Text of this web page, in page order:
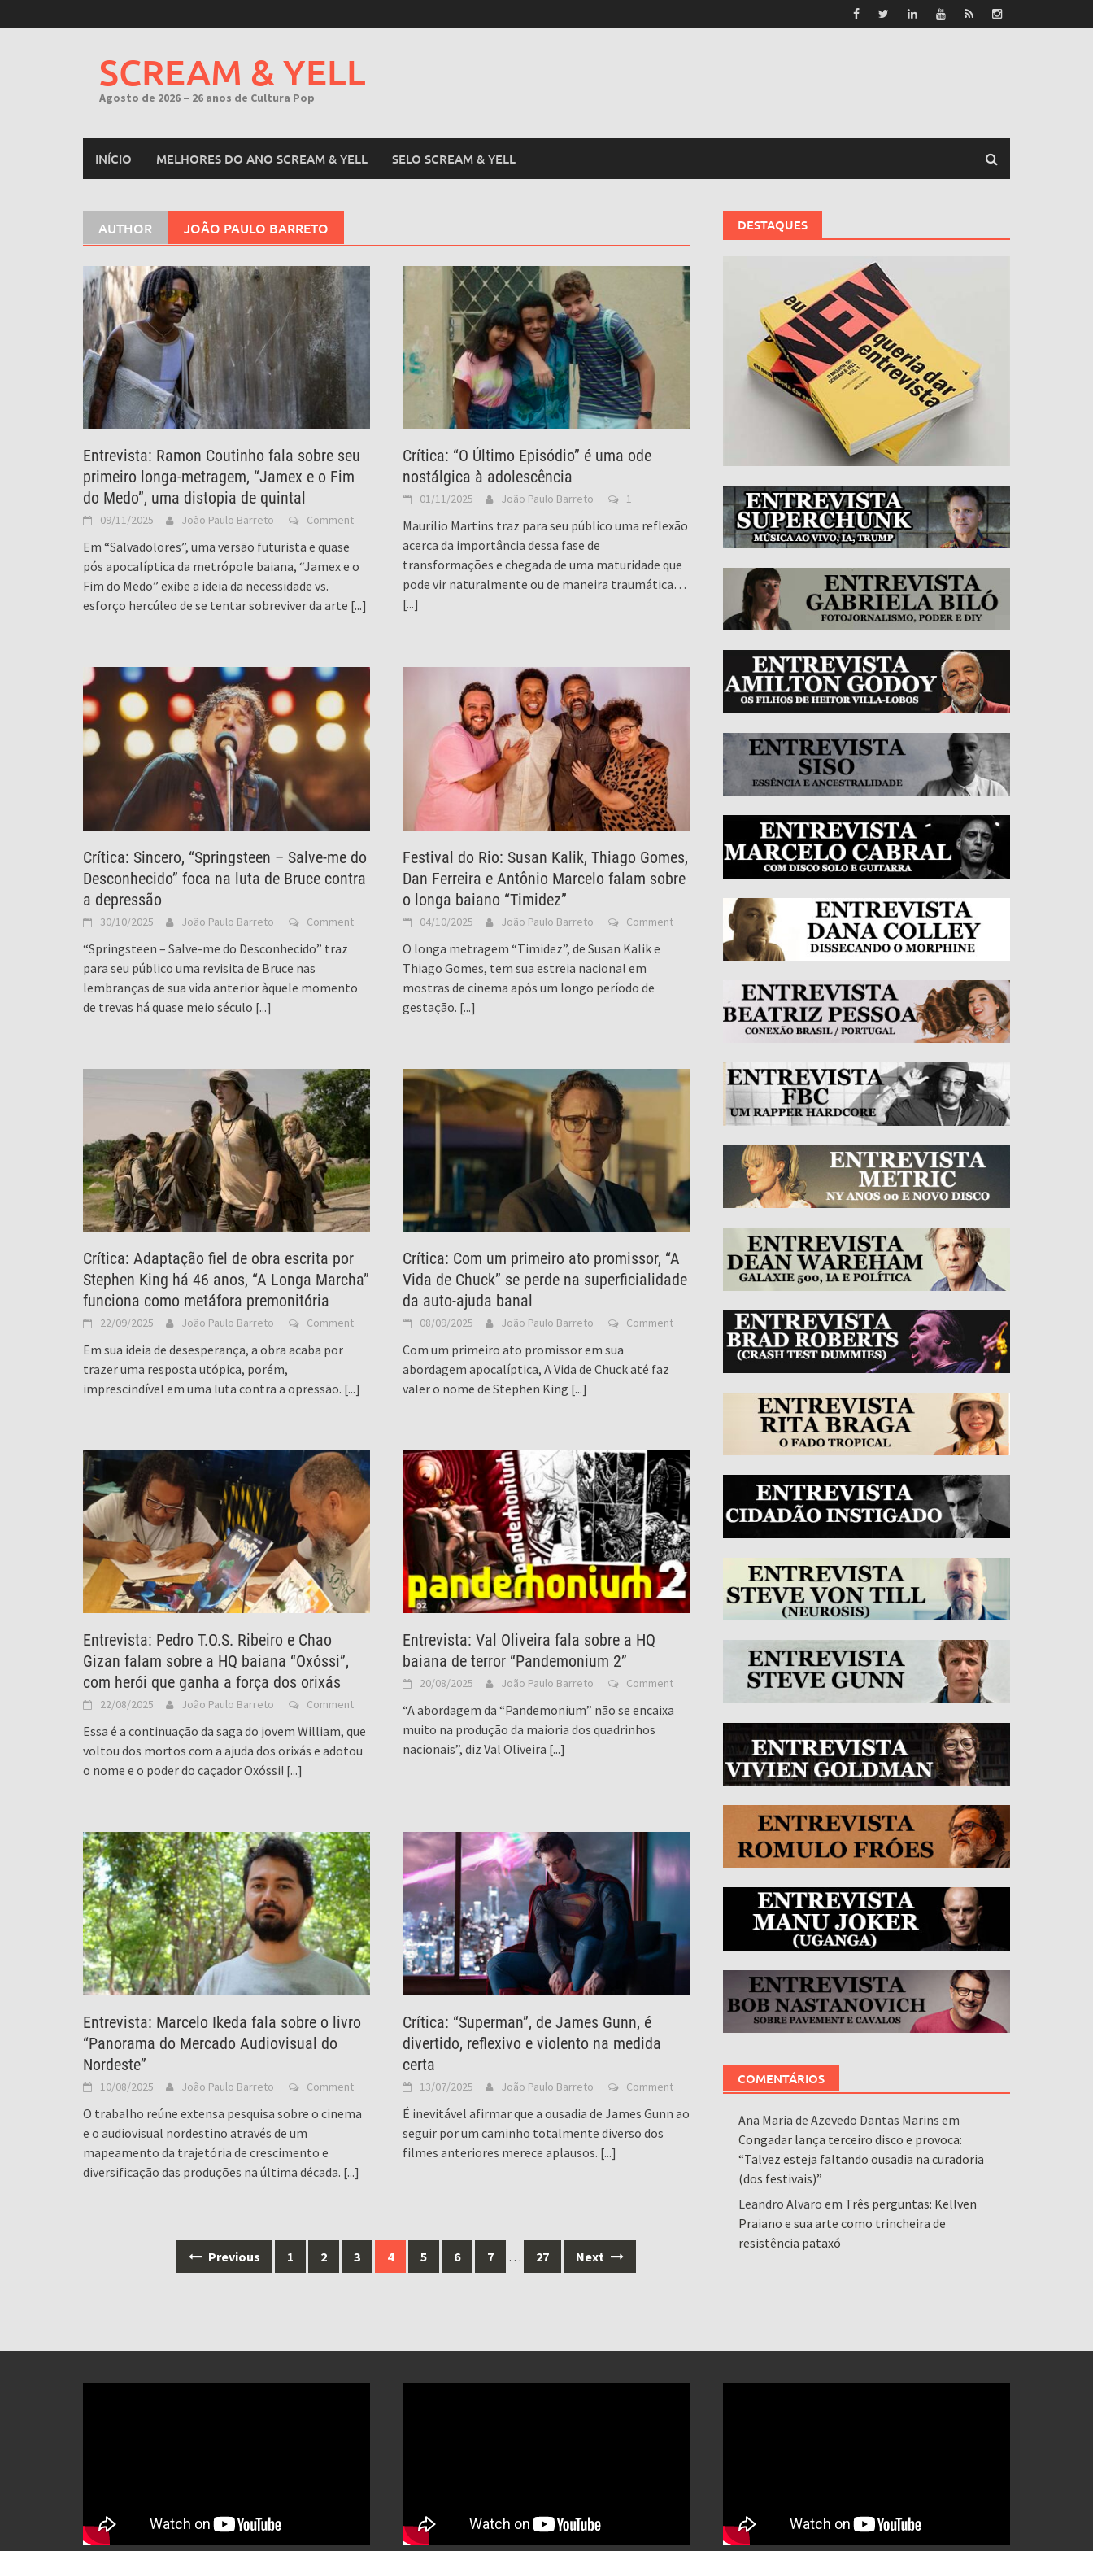
to
SCREAM & YELL
Agosto de 2026 – 26 anos de Cultura Pop
INÍCIO MELHORES DO ANO SCREAM & YELL SELO SCREAM & YELL
AUTHOR JOÃO PAULO BARRETO
Entrevista: Ramon Coutinho fala sobre seu
primeiro longa-metragem, “Jamex e o Fim
do Medo”, uma distopia de quintal
09/11/2025 João Paulo Barreto Comment
Em “Salvadolores”, uma versão futurista e quase
pós apocalíptica da metrópole baiana, “Jamex e o
Fim do Medo” exibe a ideia da necessidade vs.
esforço hercúleo de se tentar sobreviver da arte [...]
Crítica: “O Último Episódio” é uma ode
nostálgica à adolescência
01/11/2025 João Paulo Barreto 1
Maurílio Martins traz para seu público uma reflexão
acerca da importância dessa fase de
transformações e chegada de uma maturidade que
pode vir naturalmente ou de maneira traumática…
[...]
Crítica: Sincero, “Springsteen – Salve-me do
Desconhecido” foca na luta de Bruce contra
a depressão
30/10/2025 João Paulo Barreto Comment
“Springsteen – Salve-me do Desconhecido” traz
para seu público uma revisita de Bruce nas
lembranças de sua vida anterior àquele momento
de trevas há quase meio século [...]
Festival do Rio: Susan Kalik, Thiago Gomes,
Dan Ferreira e Antônio Marcelo falam sobre
o longa baiano “Timidez”
04/10/2025 João Paulo Barreto Comment
O longa metragem “Timidez”, de Susan Kalik e
Thiago Gomes, tem sua estreia nacional em
mostras de cinema após um longo período de
gestação. [...]
Crítica: Adaptação fiel de obra escrita por
Stephen King há 46 anos, “A Longa Marcha”
funciona como metáfora premonitória
22/09/2025 João Paulo Barreto Comment
Em sua ideia de desesperança, a obra acaba por
trazer uma resposta utópica, porém,
imprescindível em uma luta contra a opressão. [...]
Crítica: Com um primeiro ato promissor, “A
Vida de Chuck” se perde na superficialidade
da auto-ajuda banal
08/09/2025 João Paulo Barreto Comment
Com um primeiro ato promissor em sua
abordagem apocalíptica, A Vida de Chuck até faz
valer o nome de Stephen King [...]
Entrevista: Pedro T.O.S. Ribeiro e Chao
Gizan falam sobre a HQ baiana “Oxóssi”,
com herói que ganha a força dos orixás
22/08/2025 João Paulo Barreto Comment
Essa é a continuação da saga do jovem William, que
voltou dos mortos com a ajuda dos orixás e adotou
o nome e o poder do caçador Oxóssi! [...]
Entrevista: Val Oliveira fala sobre a HQ
baiana de terror “Pandemonium 2”
20/08/2025 João Paulo Barreto Comment
“A abordagem da “Pandemonium” não se encaixa
muito na produção da maioria dos quadrinhos
nacionais”, diz Val Oliveira [...]
Entrevista: Marcelo Ikeda fala sobre o livro
“Panorama do Mercado Audiovisual do
Nordeste”
10/08/2025 João Paulo Barreto Comment
O trabalho reúne extensa pesquisa sobre o cinema
e o audiovisual nordestino através de um
mapeamento da trajetória de crescimento e
diversificação das produções na última década. [...]
Crítica: “Superman”, de James Gunn, é
divertido, reflexivo e violento na medida
certa
13/07/2025 João Paulo Barreto Comment
É inevitável afirmar que a ousadia de James Gunn ao
seguir por um caminho totalmente diverso dos
filmes anteriores merece aplausos. [...]
Previous 1 2 3 4 5 6 7 … 27 Next
DESTAQUES
COMENTÁRIOS
Ana Maria de Azevedo Dantas Marins em
Congadar lança terceiro disco e provoca:
“Talvez esteja faltando ousadia na curadoria
(dos festivais)”
Leandro Alvaro em Três perguntas: Kellven
Praiano e sua arte como trincheira de
resistência pataxó